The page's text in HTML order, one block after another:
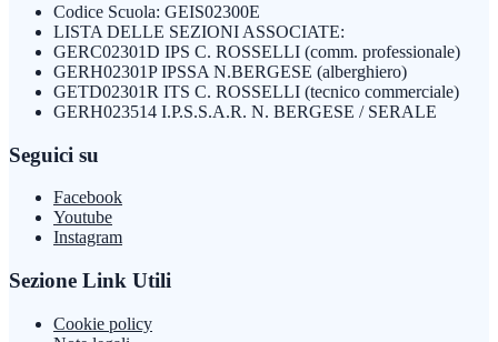
Codice Scuola: GEIS02300E
LISTA DELLE SEZIONI ASSOCIATE:
GERC02301D IPS C. ROSSELLI (comm. professionale)
GERH02301P IPSSA N.BERGESE (alberghiero)
GETD02301R ITS C. ROSSELLI (tecnico commerciale)
GERH023514 I.P.S.S.A.R. N. BERGESE / SERALE
Seguici su
Facebook
Youtube
Instagram
Sezione Link Utili
Cookie policy